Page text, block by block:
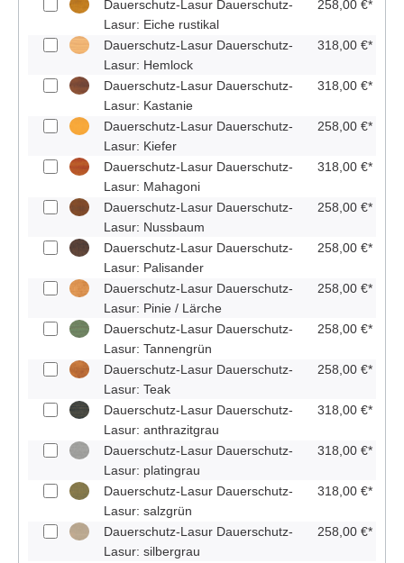
Dauerschutz-Lasur Dauerschutz-
Lasur: Eiche rustikal
258,00 €*
Dauerschutz-Lasur Dauerschutz-
Lasur: Hemlock
318,00 €*
Dauerschutz-Lasur Dauerschutz-
Lasur: Kastanie
318,00 €*
Dauerschutz-Lasur Dauerschutz-
Lasur: Kiefer
258,00 €*
Dauerschutz-Lasur Dauerschutz-
Lasur: Mahagoni
318,00 €*
Dauerschutz-Lasur Dauerschutz-
Lasur: Nussbaum
258,00 €*
Dauerschutz-Lasur Dauerschutz-
Lasur: Palisander
258,00 €*
Dauerschutz-Lasur Dauerschutz-
Lasur: Pinie / Lärche
258,00 €*
Dauerschutz-Lasur Dauerschutz-
Lasur: Tannengrün
258,00 €*
Dauerschutz-Lasur Dauerschutz-
Lasur: Teak
258,00 €*
Dauerschutz-Lasur Dauerschutz-
Lasur: anthrazitgrau
318,00 €*
Dauerschutz-Lasur Dauerschutz-
Lasur: platingrau
318,00 €*
Dauerschutz-Lasur Dauerschutz-
Lasur: salzgrün
318,00 €*
Dauerschutz-Lasur Dauerschutz-
Lasur: silbergrau
258,00 €*